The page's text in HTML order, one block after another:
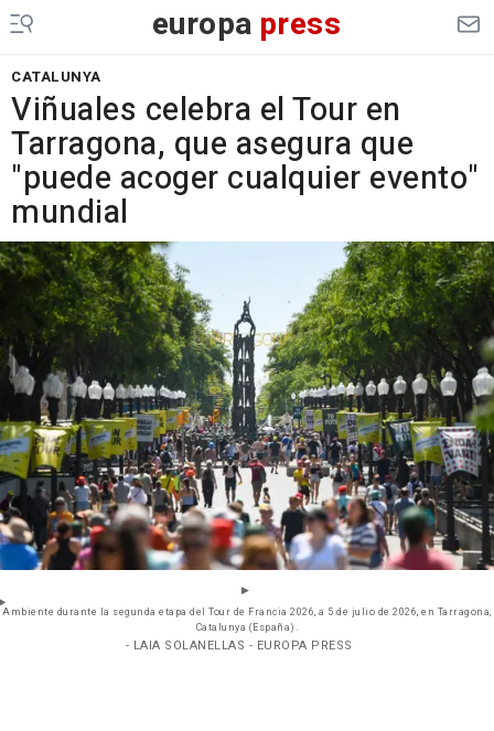
europa press
CATALUNYA
Viñuales celebra el Tour en
Tarragona, que asegura que
"puede acoger cualquier evento"
mundial
Ambiente durante la segunda etapa del Tour de Francia 2026, a 5 de julio de 2026, en Tarragona,
Catalunya (España).
- LAIA SOLANELLAS - EUROPA PRESS